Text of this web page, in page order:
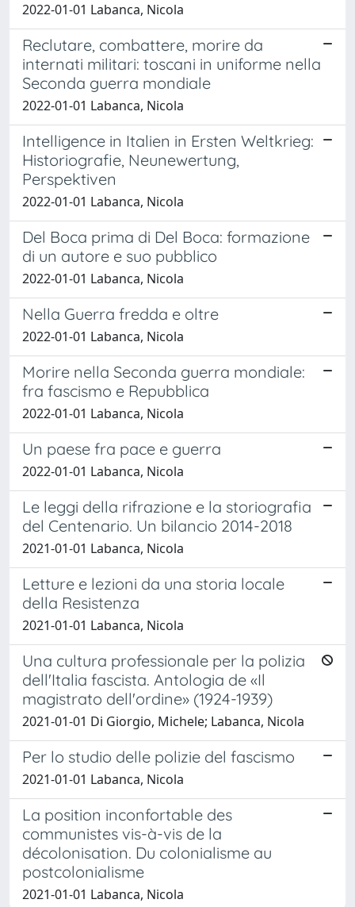
2022-01-01 Labanca, Nicola
Reclutare, combattere, morire da
internati militari: toscani in uniforme nella
Seconda guerra mondiale
2022-01-01 Labanca, Nicola
Intelligence in Italien in Ersten Weltkrieg:
Historiografie, Neunewertung,
Perspektiven
2022-01-01 Labanca, Nicola
Del Boca prima di Del Boca: formazione
di un autore e suo pubblico
2022-01-01 Labanca, Nicola
Nella Guerra fredda e oltre
2022-01-01 Labanca, Nicola
Morire nella Seconda guerra mondiale:
fra fascismo e Repubblica
2022-01-01 Labanca, Nicola
Un paese fra pace e guerra
2022-01-01 Labanca, Nicola
Le leggi della rifrazione e la storiografia
del Centenario. Un bilancio 2014-2018
2021-01-01 Labanca, Nicola
Letture e lezioni da una storia locale
della Resistenza
2021-01-01 Labanca, Nicola
Una cultura professionale per la polizia
dell'Italia fascista. Antologia de «Il
magistrato dell'ordine» (1924-1939)
2021-01-01 Di Giorgio, Michele; Labanca, Nicola
Per lo studio delle polizie del fascismo
2021-01-01 Labanca, Nicola
La position inconfortable des
communistes vis-à-vis de la
décolonisation. Du colonialisme au
postcolonialisme
2021-01-01 Labanca, Nicola